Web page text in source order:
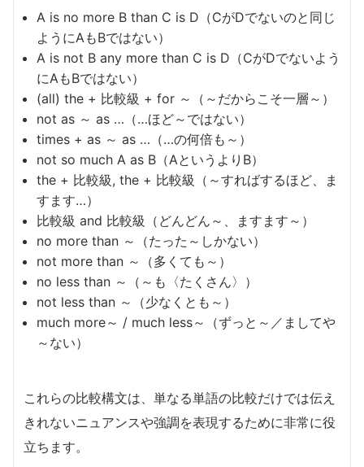
A is no more B than C is D（CがDでないのと同じ
ようにAもBではない）
A is not B any more than C is D（CがDでないよう
にAもBではない）
(all) the + 比較級 + for ～（～だからこそ一層～）
not as ～ as …（…ほど～ではない）
times + as ～ as …（…の何倍も～）
not so much A as B（AというよりB）
the + 比較級, the + 比較級（～すればするほど、ま
すます…）
比較級 and 比較級（どんどん～、ますます～）
no more than ～（たった～しかない）
not more than ～（多くても～）
no less than ～（～も〈たくさん〉）
not less than ～（少なくとも～）
much more～ / much less～（ずっと～／ましてや
～ない）
これらの比較構文は、単なる単語の比較だけでは伝え
きれないニュアンスや強調を表現するために非常に役
立ちます。